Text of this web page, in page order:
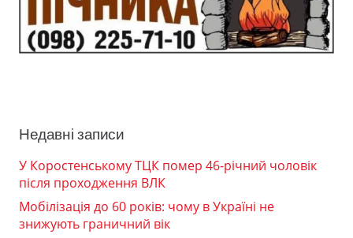
Недавні записи
У Коростенському ТЦК помер 46-річний чоловік
після проходження ВЛК
Мобілізація до 60 років: чому в Україні не
знижують граничний вік